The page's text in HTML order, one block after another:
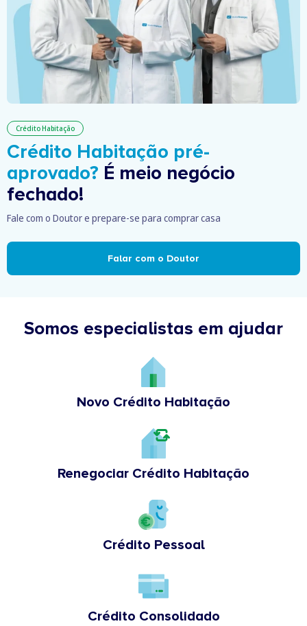
Crédito Habitação
Crédito Habitação pré-
aprovado? É meio negócio
fechado!
Fale com o Doutor e prepare-se para comprar casa
Falar com o Doutor
Somos especialistas em ajudar
Novo Crédito Habitação
Renegociar Crédito Habitação
Crédito Pessoal
Crédito Consolidado